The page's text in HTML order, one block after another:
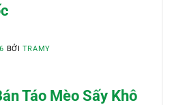
BỞI TRAMY
Táo Mèo Sấy Khô